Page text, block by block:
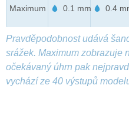
Maximum 0.1 mm 0.4
Pravděpodobnost udává
srážek. Maximum zobrazuje
očekávaný úhrn pak
vychází ze 40 výstupů